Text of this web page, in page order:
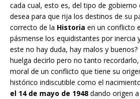
cada cual, esto es, del tipo de gobierno
desea para que rija los destinos de su
correcto de la Historia en un conflicto
pásmense los equidistantes por inercia
este no hay duda, hay malos y
huelga decirlo pero no tanto
moral de un conflicto que tiene su
histórico indiscutible como el
el 14 de mayo de 1948 dando origen